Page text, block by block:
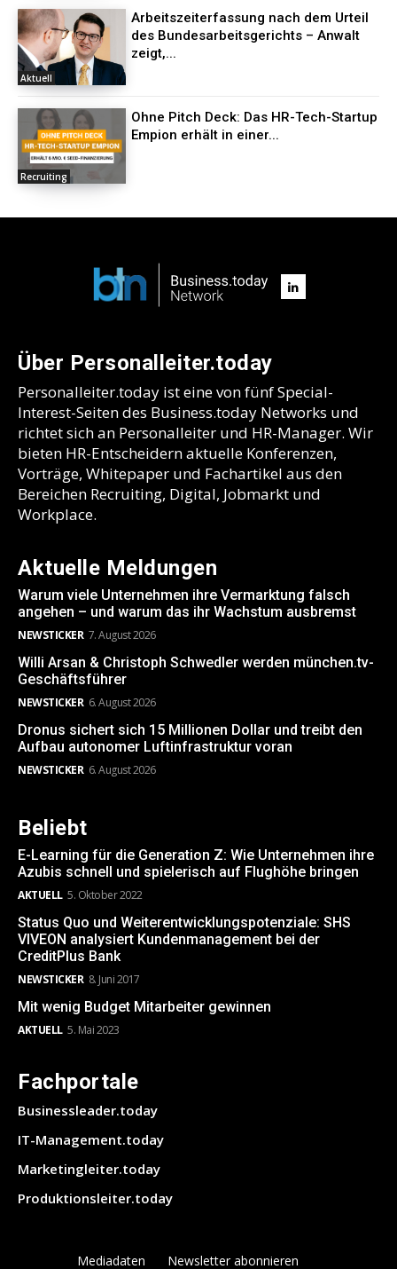
Aktuell
Arbeitszeiterfassung nach dem Urteil
des Bundesarbeitsgerichts – Anwalt
zeigt,...
Recruiting
Ohne Pitch Deck: Das HR-Tech-Startup
Empion erhält in einer...
Über Personalleiter.today
Personalleiter.today ist eine von fünf Special-
Interest-Seiten des Business.today Networks und
richtet sich an Personalleiter und HR-Manager. Wir
bieten HR-Entscheidern aktuelle Konferenzen,
Vorträge, Whitepaper und Fachartikel aus den
Bereichen Recruiting, Digital, Jobmarkt und
Workplace.
Aktuelle Meldungen
Warum viele Unternehmen ihre Vermarktung falsch
angehen – und warum das ihr Wachstum ausbremst
NEWSTICKER 7. August 2026
Willi Arsan & Christoph Schwedler werden münchen.tv-
Geschäftsführer
NEWSTICKER 6. August 2026
Dronus sichert sich 15 Millionen Dollar und treibt den
Aufbau autonomer Luftinfrastruktur voran
NEWSTICKER 6. August 2026
Beliebt
E-Learning für die Generation Z: Wie Unternehmen ihre
Azubis schnell und spielerisch auf Flughöhe bringen
AKTUELL 5. Oktober 2022
Status Quo und Weiterentwicklungspotenziale: SHS
VIVEON analysiert Kundenmanagement bei der
CreditPlus Bank
NEWSTICKER 8. Juni 2017
Mit wenig Budget Mitarbeiter gewinnen
AKTUELL 5. Mai 2023
Fachportale
Businessleader.today
IT-Management.today
Marketingleiter.today
Produktionsleiter.today
Mediadaten Newsletter abonnieren